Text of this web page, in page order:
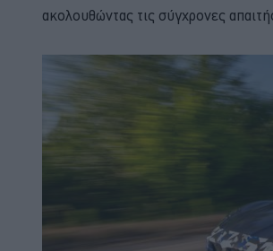
ακολουθώντας τις σύγχρονες